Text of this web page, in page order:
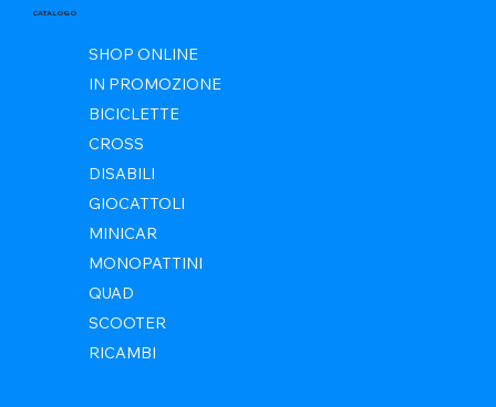
CATALOGO
SHOP ONLINE
IN PROMOZIONE
BICICLETTE
CROSS
DISABILI
GIOCATTOLI
MINICAR
MONOPATTINI
QUAD
SCOOTER
RICAMBI